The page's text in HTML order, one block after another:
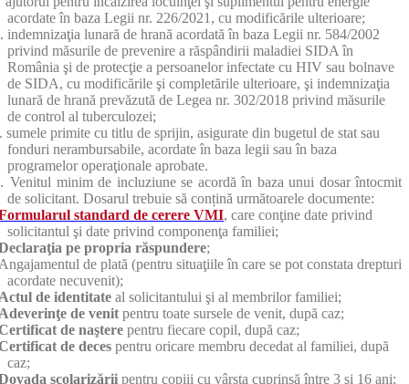
acordate în baza Legii nr. 226/2021, cu modificările ulterioare;
indemnizaţia lunară de hrană acordată în baza Legii nr. 584/2002
privind măsurile de prevenire a răspândirii maladiei SIDA în
România şi de protecţie a persoanelor infectate cu HIV sau bolnave
de SIDA, cu modificările şi completările ulterioare, şi indemnizaţia
lunară de hrană prevăzută de Legea nr. 302/2018 privind măsurile
de control al tuberculozei;
sumele primite cu titlu de sprijin, asigurate din bugetul de stat sau
fonduri nerambursabile, acordate în baza legii sau în baza
programelor operaţionale aprobate.
Venitul minim de incluziune se acordă în baza unui dosar întocmit
de solicitant. Dosarul trebuie să conțină următoarele documente:
standard de cerere VMI, care conţine date privind
solicitantul şi date privind componenţa familiei;
pe propria răspundere;
de plată (pentru situaţiile în care se pot constata drepturi
acordate necuvenit);
de identitate al solicitantului şi al membrilor familiei;
de venit pentru toate sursele de venit, după caz;
de naştere pentru fiecare copil, după caz;
de deces pentru oricare membru decedat al familiei, după
caz;
şcolarizării pentru copiii cu vârsta cuprinsă între 3 şi 16 ani;